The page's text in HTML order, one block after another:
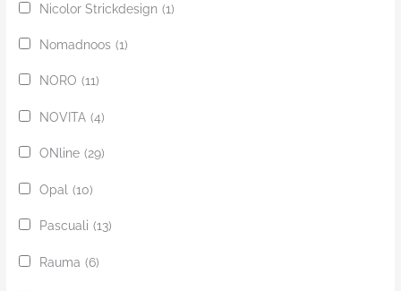
Nicolor Strickdesign (1)
Nomadnoos (1)
NORO (11)
NOVITA (4)
ONline (29)
Opal (10)
Pascuali (13)
Rauma (6)